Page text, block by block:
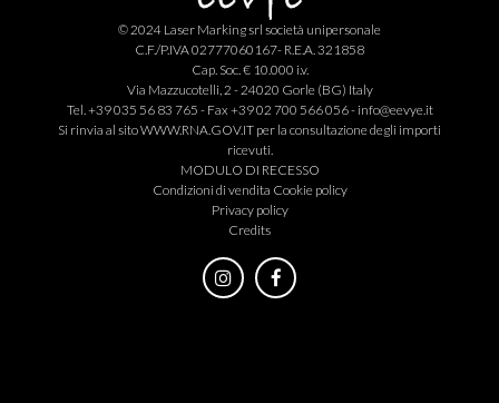
© 2024 Laser Marking srl società unipersonale
C.F./P.IVA 02777060167- R.E.A. 321858
Cap. Soc. € 10.000 i.v.
Via Mazzucotelli, 2 - 24020 Gorle (BG) Italy
Tel. +39 035 56 83 765 - Fax +39 02 700 566 056 - info@eevye.it
Si rinvia al sitoWWW.RNA.GOV.IT per la consultazione degli importi
ricevuti.
MODULO DI RECESSO
Condizioni di vendita Cookie policy
Privacy policy
Credits